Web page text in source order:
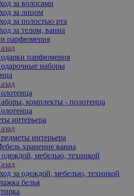
за волосами
за лицом
за полостью рта
за телом, ванна
парфюмерия
парфюмерия
наборы
комплекты - полотенца
интерьера
интерьера
хранение ванна
одеждой, мебелью, техникой
за одеждой, мебелью, техникой
белья